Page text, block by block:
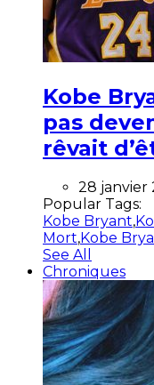
Kobe
pas
rêvait
28 janvier
Popular Tags:
Kobe Bryant,
Mort,Kobe
See All
Chroniques